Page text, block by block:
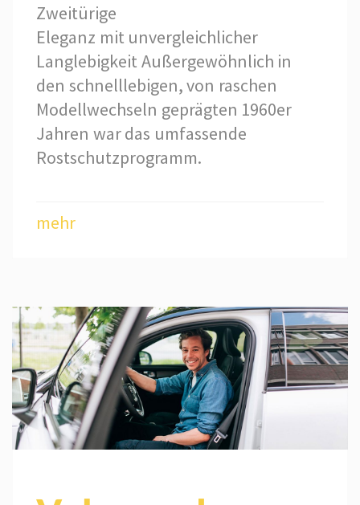
Zweitürige
Eleganz mit unvergleichlicher
Langlebigkeit Außergewöhnlich in
den schnelllebigen, von raschen
Modellwechseln geprägten 1960er
Jahren war das umfassende
Rostschutzprogramm.
mehr